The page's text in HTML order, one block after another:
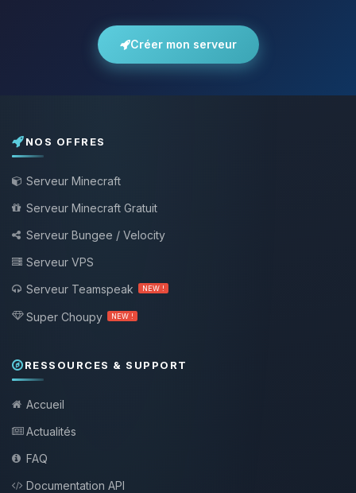
Créer mon serveur
NOS OFFRES
Serveur Minecraft
Serveur Minecraft Gratuit
Serveur Bungee / Velocity
Serveur VPS
Serveur Teamspeak
NEW !
Super Choupy NEW !
RESSOURCES & SUPPORT
Accueil
Actualités
FAQ
Documentation API